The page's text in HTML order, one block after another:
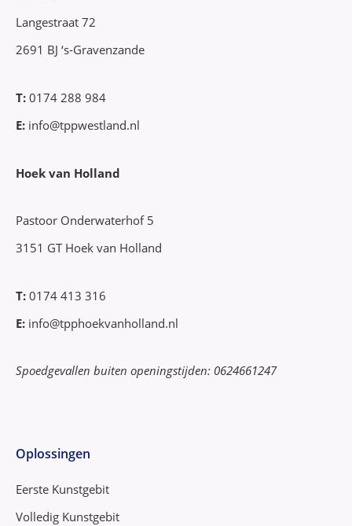
Langestraat 72
2691 BJ ‘s-Gravenzande
T: 0174 288 984
E: info@tppwestland.nl
Hoek van Holland
Pastoor Onderwaterhof 5
3151 GT Hoek van Holland
T: 0174 413 316
E: info@tpphoekvanholland.nl
Spoedgevallen buiten openingstijden: 0624661247
Oplossingen
Eerste Kunstgebit
Volledig Kunstgebit